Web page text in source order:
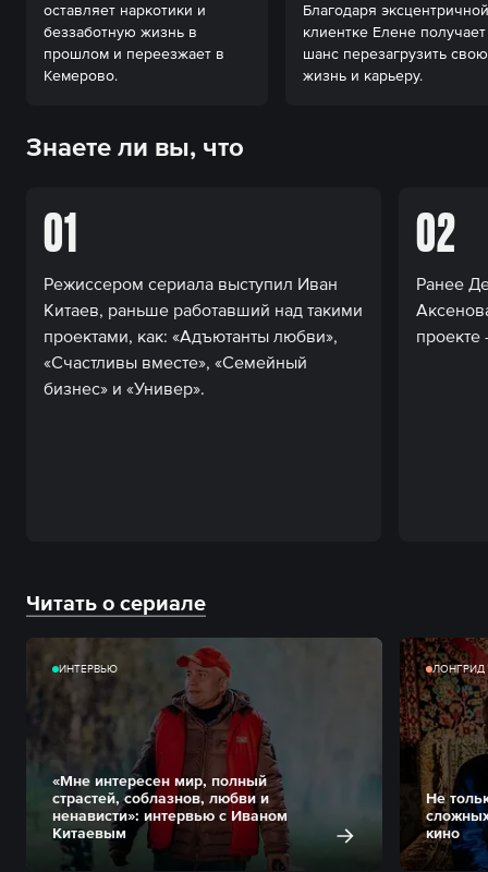
оставляет наркотики и
беззаботную жизнь в
прошлом и переезжает в
Кемерово.
Благодаря эксцентричной
клиентке Елене получает
шанс перезагрузить свою
жизнь и карьеру.
Знаете ли вы, что
01
Режиссером сериала выступил Иван
Китаев, раньше работавший над такими
проектами, как: «Адъютанты любви»,
«Счастливы вместе», «Семейный
бизнес» и «Универ».
02
Ранее
Читать о сериале
ИНТЕРВЬЮ
«Мне интересен мир, полный
страстей, соблазнов, любви и
ненависти»: интервью с Иваном
Китаевым
ЛОНГРИД
Не
кино